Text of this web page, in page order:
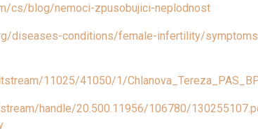
cs/blog/nemoci-zpusobujici-neplodnost
diseases-conditions/female-infertility/
11025/41050/1/
handle/20.500.11956/106780/